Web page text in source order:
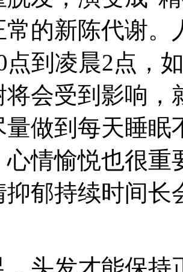
常的新陈代谢。
点到凌晨2点，
将会受到影响
量做到每天睡眠
心情愉悦也很
抑郁持续时间长